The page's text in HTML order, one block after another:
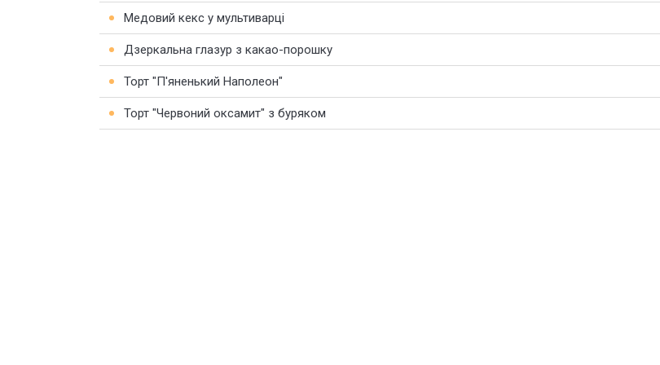
Медовий кекс у мультиварці
Дзеркальна глазур з какао-порошку
Торт "П'яненький Наполеон"
Торт "Червоний оксамит" з буряком